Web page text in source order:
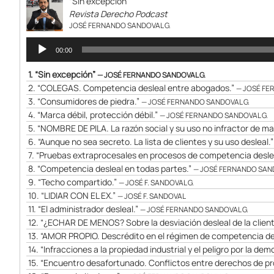
Revista Derecho Podcast
JOSÉ FERNANDO SANDOVAL G.
Reproductor
audio
00:00
1. “Sin excepción”— JOSÉ FERNANDO SANDOVAL G.
2. “COLEGAS. Competencia desleal entre abogados.” — JOSÉ
3. “Consumidores de piedra.” — JOSÉ FERNANDO SANDOVAL G.
4. “Marca débil, protección débil.” — JOSÉ FERNANDO SANDOVAL G.
5. “NOMBRE DE PILA. La razón social y su uso no infractor de
6. “Aunque no sea secreto. La lista de clientes y su uso desleal.”
7. “Pruebas extraprocesales en procesos de competencia
8. “Competencia desleal en todas partes.” — JOSÉ FERNANDO
9. “Techo compartido.” — JOSÉ F. SANDOVAL G.
10. “LIDIAR CON EL EX.” — JOSÉ F. SANDOVAL
11. “El administrador desleal.” — JOSÉ FERNANDO SANDOVAL G.
12. “¿ECHAR DE MENOS? Sobre la desviación desleal de la
13. “AMOR PROPIO. Descrédito en el régimen de competencia
14. “Infracciones a la propiedad industrial y el peligro por la
15. “Encuentro desafortunado. Conflictos entre derechos de